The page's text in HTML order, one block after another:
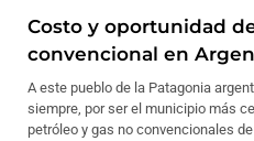
Costo y oportunidad
convencional en
A este pueblo de la Patagonia
siempre, por ser el municipio más
petróleo y gas no convencionales